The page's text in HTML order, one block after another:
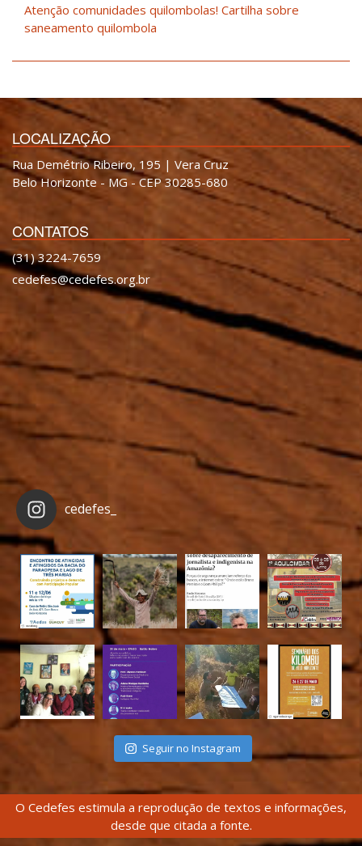
Atenção comunidades quilombolas! Cartilha sobre
saneamento quilombola
LOCALIZAÇÃO
Rua Demétrio Ribeiro, 195 | Vera Cruz
Belo Horizonte - MG - CEP 30285-680
CONTATOS
(31) 3224-7659
cedefes@cedefes.org.br
cedefes_
Seguir no Instagram
O Cedefes estimula a reprodução de textos e informações,
desde que citada a fonte.